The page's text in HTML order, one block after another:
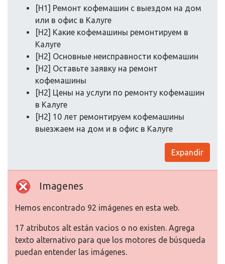
[H1] Ремонт кофемашин с выездом на дом
или в офис в Калуге
[H2] Какие кофемашины ремонтируем в
Калуге
[H2] Основные неисправности кофемашин
[H2] Оставьте заявку на ремонт
кофемашины
[H2] Цены на услуги по ремонту кофемашин
в Калуге
[H2] 10 лет ремонтируем кофемашины
выезжаем на дом и в офис в Калуге
Expandir
Imagenes
Hemos encontrado 92 imágenes en esta web.
17 atributos alt están vacios o no existen. Agrega
texto alternativo para que los motores de búsqueda
puedan entender las imágenes.